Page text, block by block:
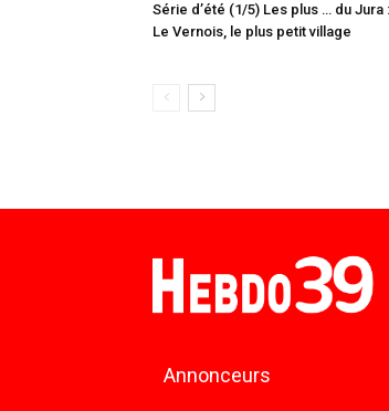
Série d’été (1/5) Les plus … du Jura :
Le Vernois, le plus petit village